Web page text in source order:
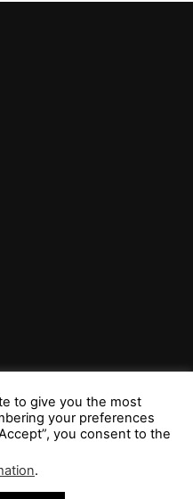
to give you the most
your preferences
you consent to the
.